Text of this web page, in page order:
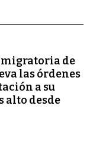
migratoria de
las órdenes
a su
alto desde